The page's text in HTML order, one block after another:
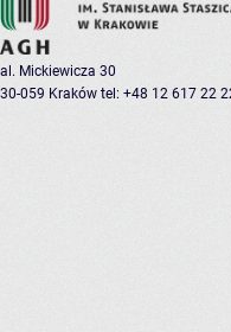
al. Mickiewicza 30
30-059 Kraków tel: +48 12 617 22